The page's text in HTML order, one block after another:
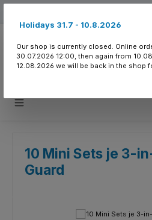
10 Mini Sets je 3-
Guard
Holidays 31.7 - 10.8.2026
Our shop is currently closed. Online
30.07.2026 12:00, then again from
12.08.2026 we will be back in the shop